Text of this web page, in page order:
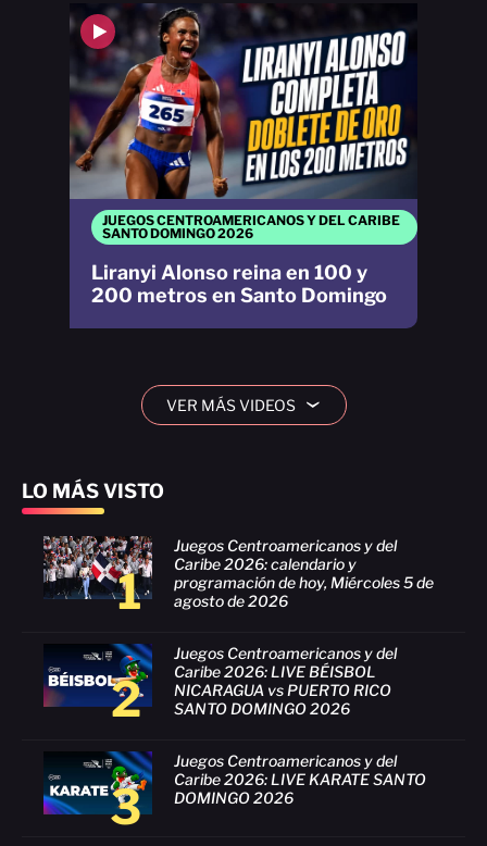
LO MÁS VISTO
1
Juegos Centroamericanos y del
Caribe 2026: calendario y
programación de hoy, Miércoles 5 de
agosto de 2026
2
Juegos Centroamericanos y del
Caribe 2026: LIVE BÉISBOL
NICARAGUA vs PUERTO RICO
SANTO DOMINGO 2026
3
Juegos Centroamericanos y del
Caribe 2026: LIVE KARATE SANTO
DOMINGO 2026
JUEGOS CENTROAMERICANOS Y DEL CARIBE
SANTO DOMINGO 2026
Liranyi Alonso reina en 100 y
200 metros en Santo Domingo
VER MÁS VIDEOS ›